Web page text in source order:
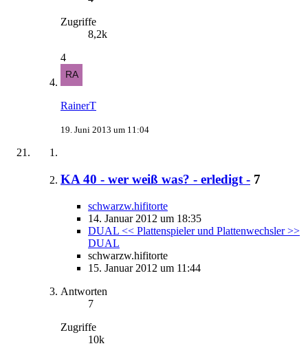
Zugriffe
8,2k
4
RainerT
19. Juni 2013 um 11:04
KA 40 - wer weiß was? - erledigt - 7
schwarzw.hifitorte
14. Januar 2012 um 18:35
DUAL << Plattenspieler und Plattenwechsler >>
DUAL
schwarzw.hifitorte
15. Januar 2012 um 11:44
Antworten
7
Zugriffe
10k